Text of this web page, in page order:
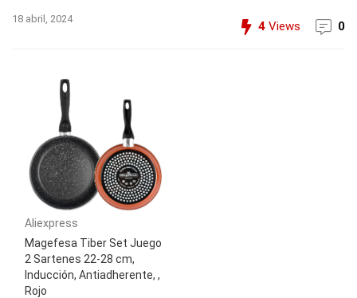
18 abril, 2024
4 Views 0
Aliexpress
Magefesa Tiber Set Juego
2 Sartenes 22-28 cm,
Inducción, Antiadherente, ,
Rojo